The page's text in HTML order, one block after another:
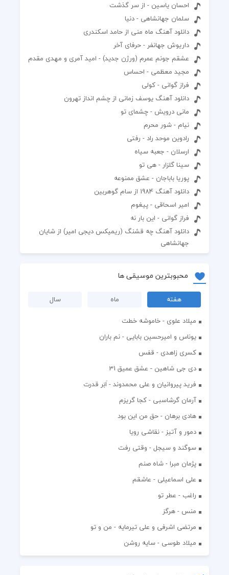
احسان یاسین - از سر گذشت
سلمان جهانشاهی - دنیا
دانلود آهنگ ماه منی از حامد اسکندری
داریوش جهانفر - حرفای آخر
عشقم جونم عمرم (ورژن جدید) - امید آمری و مهدی مقدم
مجید معظمی - احساس
فراز گوانی - کولی
دانلود آهنگ یوسف زمانی از چشم انداز تهرون
مانی درویش - چشمای تو
نیام - شور محرم
رادوین موحد راد - رفتی
ارسلان - جعبه سیاه
سینا گلزار - هی تو
پوریا باباجان - عشق ممنوعه
دانلود آهنگ 1984 از سام گوهربین
امیر اسحاقی - پیغوم
فراز گوانی - این بار نه
دانلود آهنگ چه قشنگ (ریمیکس دیجی امیر) از شایان
جهانشاهی
محبوبترین موسیقی ها
هفته ماه
سال
میلاد علوی - خاموشه خطت
یوناس و امیرحسین بابایی - نم باران
کسری زاهدی - قفس
دی جی شاهین - عشق عمیق 31
فرید پیروانیان و علی محمدوند - اَبَر قدرت
آرمان گرشاسبی - کجا گریزم
هادی برهان - حق من این بود
دمور و آتیز - نقاشی رویا
سوگند و سیجل - وقتی رفت
پژمان مبرا - شاه صنم
علی اسماعیلی - عاشقم
راغب - عطر تو
منس - هرگز
مرتضی اشرفی و علی تیرمایه - من و تو
میلاد طوسی - سایه روشن